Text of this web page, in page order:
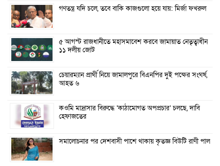
গণতন্ত্র যদি চলে, তবে বাকি কাজগুলো হয়ে যায়: মির্জা ফখরুল
৫ আগস্ট রাজধানীতে মহাসমাবেশ করবে জামায়াত নেতৃত্বাধীন
১১ দলীয় জোট
চেয়ারম্যান প্রার্থী নিয়ে জামালপুরে বিএনপির দুই পক্ষের সংঘর্ষ,
আহত ৬
কওমি মাদ্রাসার বিরুদ্ধে ‘কাঠামোগত অপপ্রচার’ চলছে, দাবি
হেফাজতের
সমালোচনার পর দেশবাসী পাশে থাকায় কৃতজ্ঞ বিউটি রাণী পাল